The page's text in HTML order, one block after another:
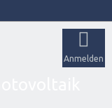
Anmelden